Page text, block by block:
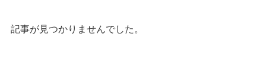
記事が見つかりませんでした。